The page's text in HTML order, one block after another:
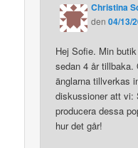
Christina
den04/13/
Hej Sofie. Min
sedan 4 år tillbaka.
änglarna tillverkas
diskussioner att vi:
producera dessa
hur det går!